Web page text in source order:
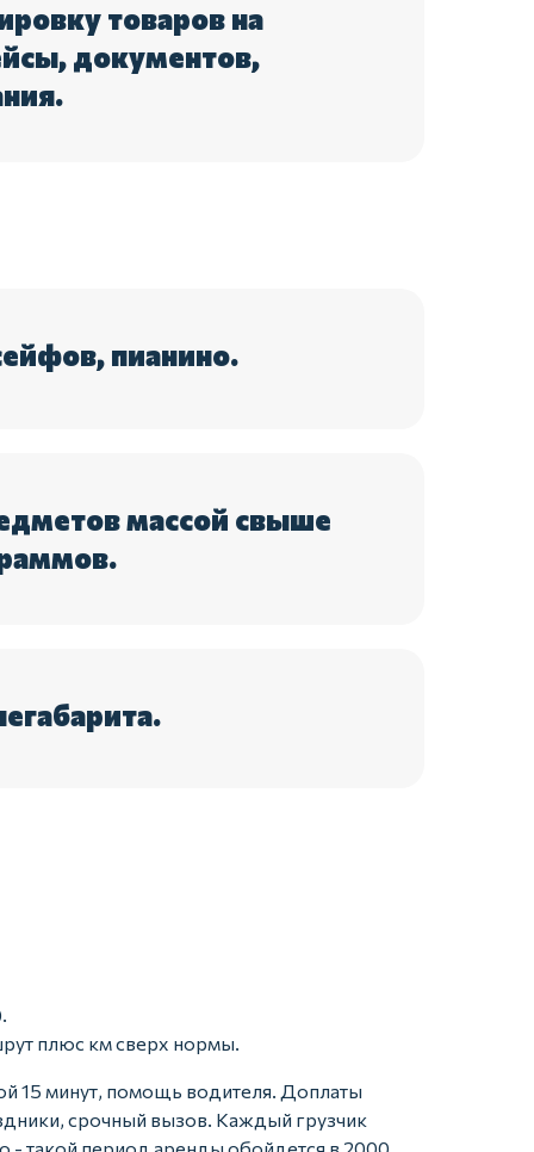
товаров на
документов,
пианино.
массой свыше
плюс км сверх нормы.
15 минут, помощь водителя. Доплаты
срочный вызов. Каждый грузчик